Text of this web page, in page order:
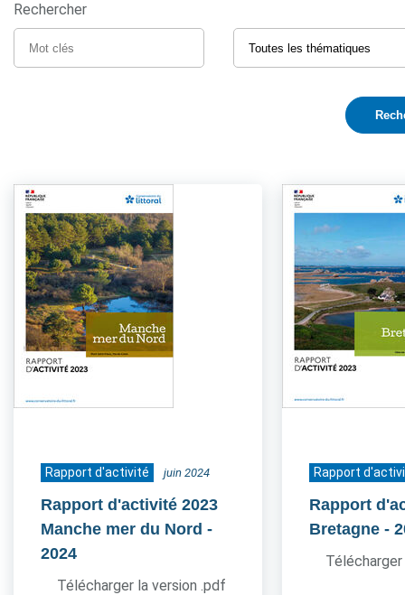
Rechercher
Rapport d'activité juin 2024
Rapport d'activité 2023
Manche mer du Nord -
2024
Télécharger la version .pdf
Rapport
Rapport
Bretagne -